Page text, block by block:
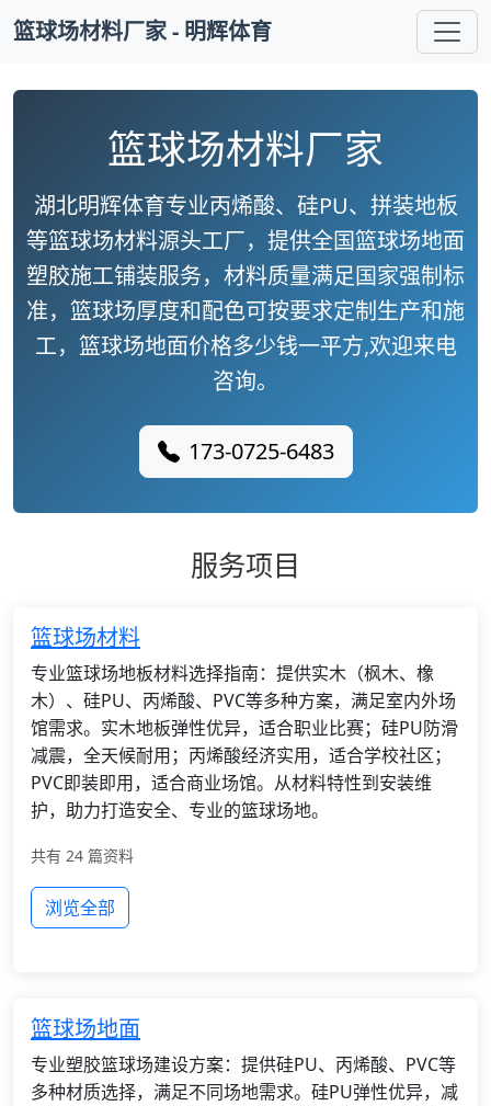
篮球场材料厂家 - 明辉体育
篮球场材料厂家
湖北明辉体育专业丙烯酸、硅PU、拼装地板
等篮球场材料源头工厂，提供全国篮球场地面
塑胶施工铺装服务，材料质量满足国家强制标
准，篮球场厚度和配色可按要求定制生产和施
工，篮球场地面价格多少钱一平方,欢迎来电
咨询。
173-0725-6483
服务项目
篮球场材料
专业篮球场地板材料选择指南：提供实木（枫木、橡
木）、硅PU、丙烯酸、PVC等多种方案，满足室内外场
馆需求。实木地板弹性优异，适合职业比赛；硅PU防滑
减震，全天候耐用；丙烯酸经济实用，适合学校社区；
PVC即装即用，适合商业场馆。从材料特性到安装维
护，助力打造安全、专业的篮球场地。
共有 24 篇资料
浏览全部
篮球场地面
专业塑胶篮球场建设方案：提供硅PU、丙烯酸、PVC等
多种材质选择，满足不同场地需求。硅PU弹性优异，减